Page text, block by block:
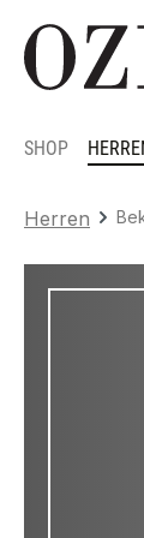
Hauptinhalt
Zur Suche
Zur
SHOP
Herren